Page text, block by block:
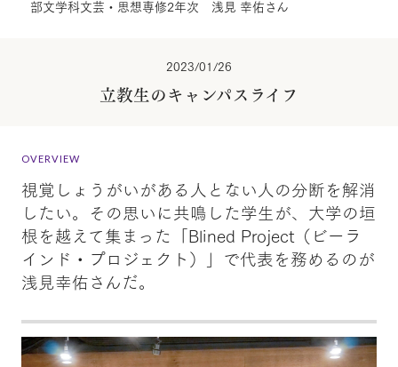
部文学科文芸・思想専修2年次 浅見 幸佑さん
2023/01/26
立教生のキャンパスライフ
OVERVIEW
視覚しょうがいがある人とない人の分断を解消
したい。その思いに共鳴した学生が、大学の垣
根を越えて集まった「Blined Project（ビーラ
インド・プロジェクト）」で代表を務めるのが
浅見幸佑さんだ。